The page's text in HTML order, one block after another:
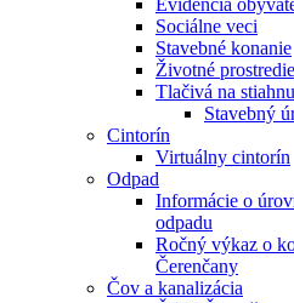
Evidencia
Sociálne veci
Stavebné konanie
Životné prostredie
Tlačivá na
Stavebný
Cintorín
Virtuálny cintorín
Odpad
Informácie o
odpadu
Ročný výkaz o
Čerenčany
Čov a kanalizácia